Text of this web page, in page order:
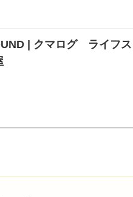
| クマログ ライフ